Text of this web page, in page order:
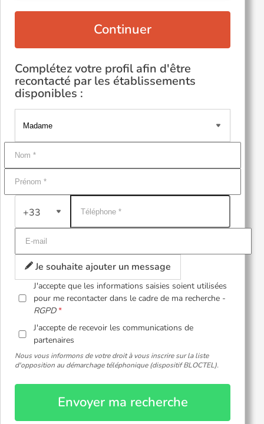
Continuer
Complétez votre profil afin d'être
recontacté par les établissements
disponibles :
+33
Je souhaite ajouter un message
J'accepte que les informations saisies soient utilisées
pour me recontacter dans le cadre de ma recherche -
RGPD
J'accepte de recevoir les communications de
partenaires
Nous vous informons de votre droit à vous inscrire sur la liste
d'opposition au démarchage téléphonique (dispositif BLOCTEL).
Envoyer ma recherche